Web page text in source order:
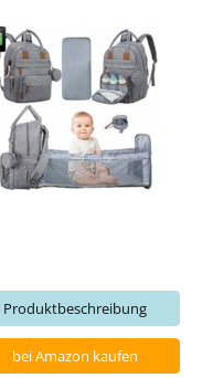
Produktbeschreibung
bei Amazon kaufen